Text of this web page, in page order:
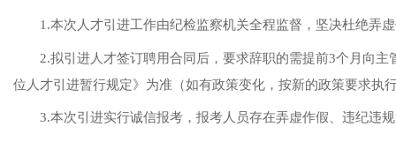
1.本次人才引进工作由纪检监察机关全程监督，坚决杜绝弄
2.拟引进人才签订聘用合同后，要求辞职的需提前3个月向主
位人才引进暂行规定》 为准（如有政策变化，按新的政策要求执
3.本次引进实行诚信报考，报考人员存在弄虚作假、违纪违